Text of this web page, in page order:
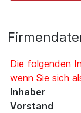
Die folgenden
wenn Sie sich
Inhaber
Vorstand